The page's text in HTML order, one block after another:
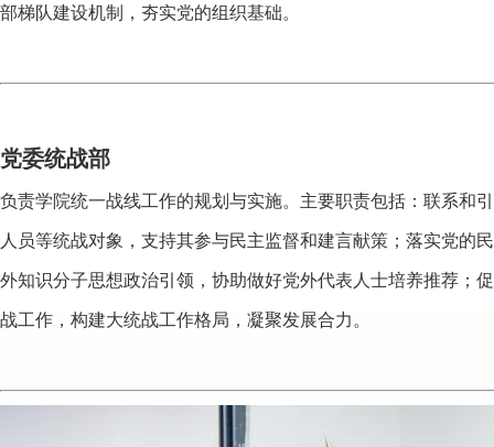
部梯队建设机制，夯实党的组织基础。
党委统战部
负责学院统一战线工作的规划与实施。主要职责包括：联系和
人员等统战对象，支持其参与民主监督和建言献策；落实党的
外知识分子思想政治引领，协助做好党外代表人士培养推荐；
战工作，构建大统战工作格局，凝聚发展合力。